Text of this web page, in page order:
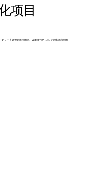
项目
，一直延伸到海湾地区。该项目包括 1,000 个充电器和本地